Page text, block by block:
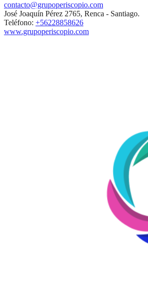
contacto@grupoperiscopio.com
José Joaquín Pérez 2765, Renca - Santiago.
Teléfono: +56228858626
www.grupoperiscopio.com